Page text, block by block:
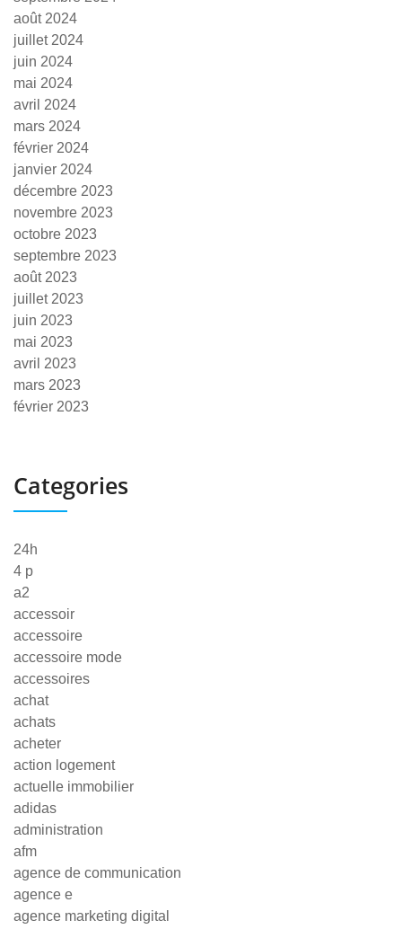
août 2024
juillet 2024
juin 2024
mai 2024
avril 2024
mars 2024
février 2024
janvier 2024
décembre 2023
novembre 2023
octobre 2023
septembre 2023
août 2023
juillet 2023
juin 2023
mai 2023
avril 2023
mars 2023
février 2023
Categories
24h
4 p
a2
accessoir
accessoire
accessoire mode
accessoires
achat
achats
acheter
action logement
actuelle immobilier
adidas
administration
afm
agence de communication
agence e
agence marketing digital